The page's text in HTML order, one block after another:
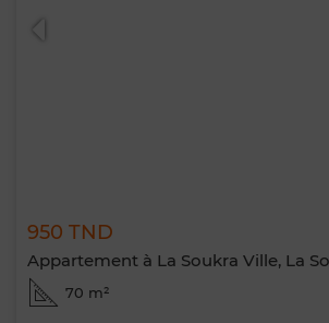
950 TND
Appartement à La Soukra Ville, La
70 m²